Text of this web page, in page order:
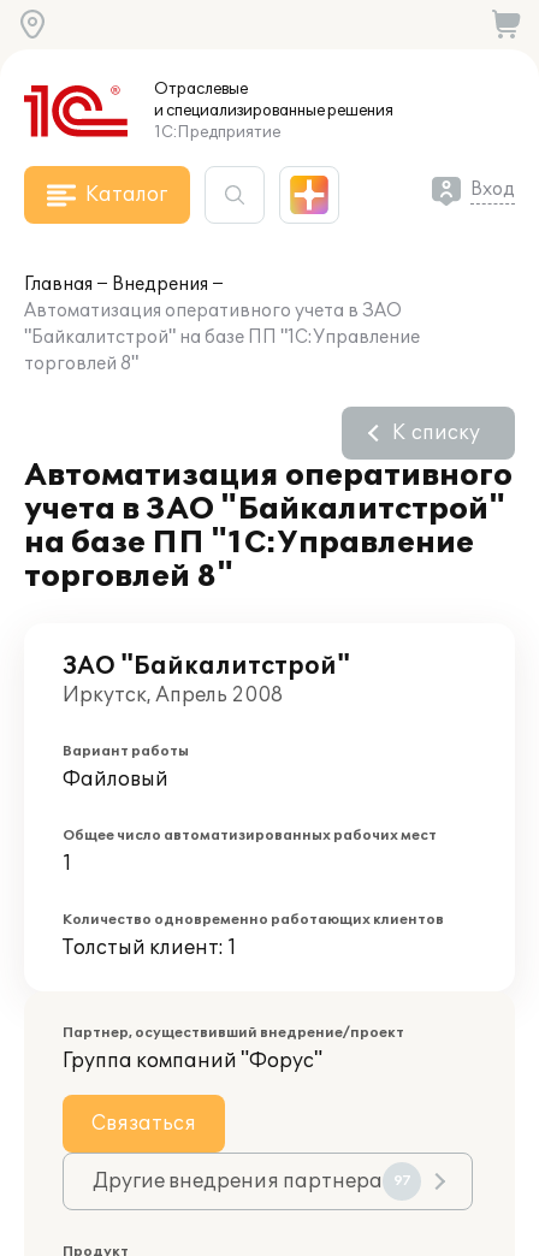
Отраслевые
и специализированныерешения
1С:Предприятие
Каталог Вход
Главная
Внедрения
Автоматизация оперативного учета в ЗАО
"Байкалитстрой" на базе ПП "1С:Управление
торговлей 8"
Автоматизация оперативного
учета в ЗАО "Байкалитстрой"
на базе ПП "1С:Управление
торговлей 8"
К списку
ЗАО "Байкалитстрой"
Иркутск, Апрель 2008
Вариант работы
Файловый
Общее число автоматизированных рабочих мест
1
Количество одновременно работающих клиентов
Толстый клиент: 1
Партнер, осуществивший внедрение/проект
Группа компаний "Форус"
Связаться
Другие внедрения партнера 97
Продукт